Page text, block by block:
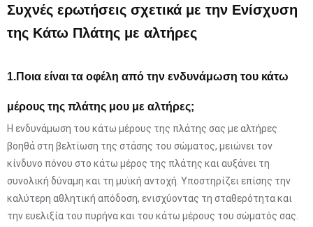
Συχνές ερωτήσεις σχετικά με την Ενίσχυση
της Κάτω Πλάτης με αλτήρες
1.Ποια είναι τα οφέλη από την ενδυνάμωση του κάτω
μέρους της πλάτης μου με αλτήρες;
Η ενδυνάμωση του κάτω μέρους της πλάτης σας με αλτήρες
βοηθά στη βελτίωση της στάσης του σώματος, μειώνει τον
κίνδυνο πόνου στο κάτω μέρος της πλάτης και αυξάνει τη
συνολική δύναμη και τη μυϊκή αντοχή. Υποστηρίζει επίσης την
καλύτερη αθλητική απόδοση, ενισχύοντας τη σταθερότητα και
την ευελιξία του πυρήνα και του κάτω μέρους του σώματός σας.